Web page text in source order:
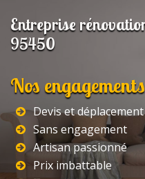
Entreprise
95450
Nos engagements
Devis et
Sans engagement
Artisan passionné
Prix imbattable